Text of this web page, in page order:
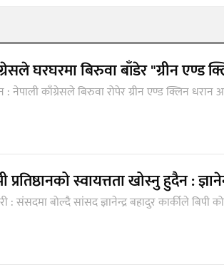
घरघरमा बिरुवा बाँडेर "ग्रीन एण्ड
: नेपाली काँग्रेसले बिरुवा रोपेर ग्रीन एण्ड क्लिन
प्रतिष्ठानको स्वायत्तता खोस्नु हुदैन :
: संसदमा बोल्दै सांसद ज्ञानेन्द्र बहादुर कार्कीले बिपी